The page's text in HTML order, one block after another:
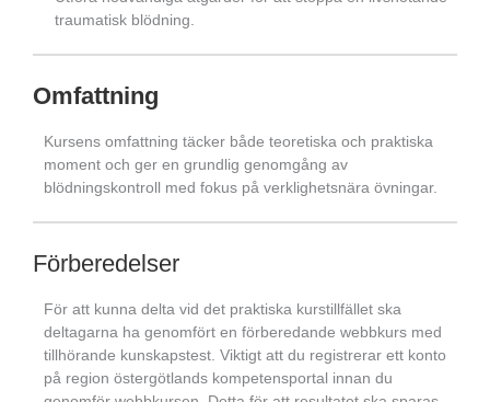
traumatisk blödning.
Omfattning
Kursens omfattning täcker både teoretiska och praktiska
moment och ger en grundlig genomgång av
blödningskontroll med fokus på verklighetsnära övningar.
Förberedelser
För att kunna delta vid det praktiska kurstillfället ska
deltagarna ha genomfört en förberedande webbkurs med
tillhörande kunskapstest. Viktigt att du registrerar ett konto
på region östergötlands kompetensportal innan du